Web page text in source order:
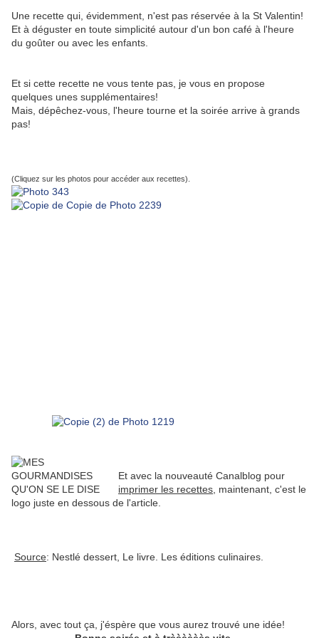
Une recette qui, évidemment, n'est pas réservée à la St Valentin!
Et à déguster en toute simplicité autour d'un bon café à l'heure
du goûter ou avec les enfants.
Et si cette recette ne vous tente pas, je vous en propose
quelques unes supplémentaires!
Mais, dépêchez-vous, l'heure tourne et la soirée arrive à grands
pas!
(Cliquez sur les photos pour accéder aux recettes).
Et avec la nouveauté Canalblog pour
imprimer les recettes , maintenant, c'est le
logo juste en dessous de l'article.
Source: Nestlé dessert, Le livre. Les éditions culinaires.
Alors, avec tout ça, j'éspère que vous aurez trouvé une idée!